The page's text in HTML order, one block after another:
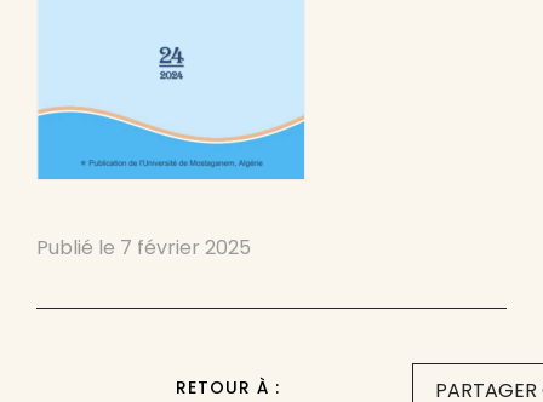
Publié le 7 février 2025
RETOUR À :